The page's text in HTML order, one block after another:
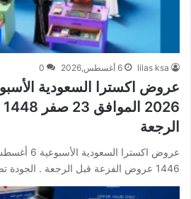
lilas ksa 6 أغسطس,2026 0
الرجعة
1446 عروض الفزعة قبل الرجعة . الجودة تصنع فرقاً والعروض…